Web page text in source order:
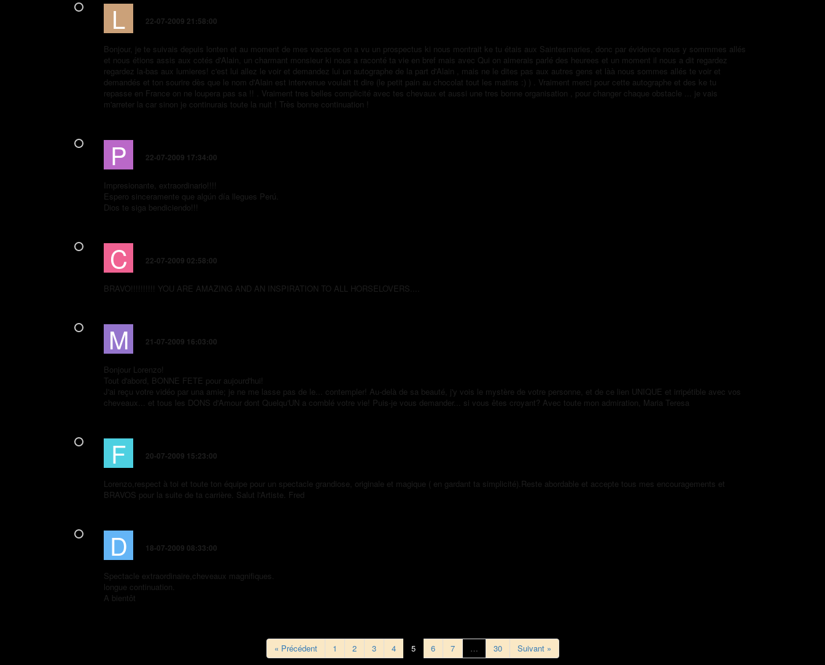
L 22-07-2009 21:58:00
Bonjour, je te suivais depuis lonten et au moment de mes vacaces on a vu un prospectus ki nous montrait ke tu étais aux Saintesmaries, donc par évidence nous y sommmes allés
et nous étions assis aux cotés d'Alain, un charmant monsieur ki nous a raconté ta vie en bref mais avec Qui on aimerais parlé des heurees et un moment il nous a dit regardez
regardez la-bas aux lumieres! c'est lui allez le voir et demandez lui un autographe de la part d'Alain , mais ne le dites pas aux autres gens et làà nous sommes allés te voir et
demandés et ton sourire dès que le nom d'Alain est intervenue voulait tt dire (le petit pain au chocolat tout les matins :) ) . Vraiment merci pour cette autographe et des ke tu
repasse en France on ne loupera pas sa !! . Vraiment tres belles complicité avec tes chevaux et aussi une tres bonne organisation , pour changer chaque obstacle ... je vais
m'arreter la car sinon je continurais toute la nuit ! Très bonne continuation !
P 22-07-2009 17:34:00
Impresionante, extraordinario!!!!
Espero sinceramente que algún día llegues Perú.
Dios te siga bendiciendo!!!
C 22-07-2009 02:58:00
BRAVO!!!!!!!!!! YOU ARE AMAZING AND AN INSPIRATION TO ALL HORSELOVERS....
M 21-07-2009 16:03:00
Bonjour Lorenzo!
Tout d'abord, BONNE FETE pour aujourd'hui!
J'ai reçu votre vidéo par una amie; je ne me lasse pas de le... contempler! Au-delà de sa beauté, j'y vois le mystère de votre personne, et de ce lien UNIQUE et irripétible avec vos
cheveaux... et tous les DONS d'Amour dont Quelqu'UN a comblé votre vie! Puis-je vous demander... si vous êtes croyant? Avec toute mon admiration, Maria Teresa
F 20-07-2009 15:23:00
Lorenzo,respect à toi et toute ton équipe pour un spectacle grandiose, originale et magique ( en gardant ta simplicité).Reste abordable et accepte tous mes encouragements et
BRAVOS pour la suite de ta carrière. Salut l'Artiste. Fred
D 18-07-2009 08:33:00
Spectacle extraordinaire,cheveaux magnifiques.
longue continuation.
A bientôt
« Précédent 1 2 3 4 5 6 7 … 30 Suivant »